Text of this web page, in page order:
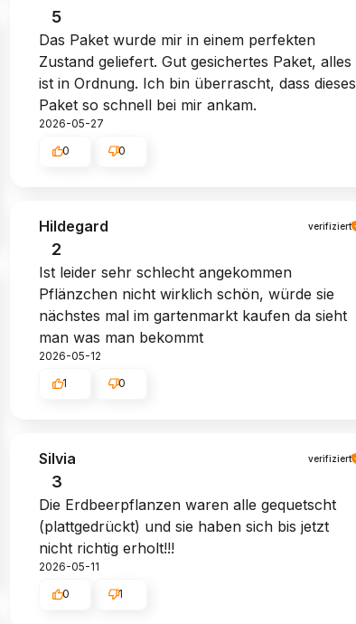
5
Das Paket wurde mir in einem perfekten
Zustand geliefert. Gut gesichertes Paket, alles
ist in Ordnung. Ich bin überrascht, dass dieses
Paket so schnell bei mir ankam.
2026-05-27
0 0
Hildegard verifiziert
2
Ist leider sehr schlecht angekommen
Pflänzchen nicht wirklich schön, würde sie
nächstes mal im gartenmarkt kaufen da sieht
man was man bekommt
2026-05-12
1 0
Silvia verifiziert
3
Die Erdbeerpflanzen waren alle gequetscht
(plattgedrückt) und sie haben sich bis jetzt
nicht richtig erholt!!!
2026-05-11
0 1